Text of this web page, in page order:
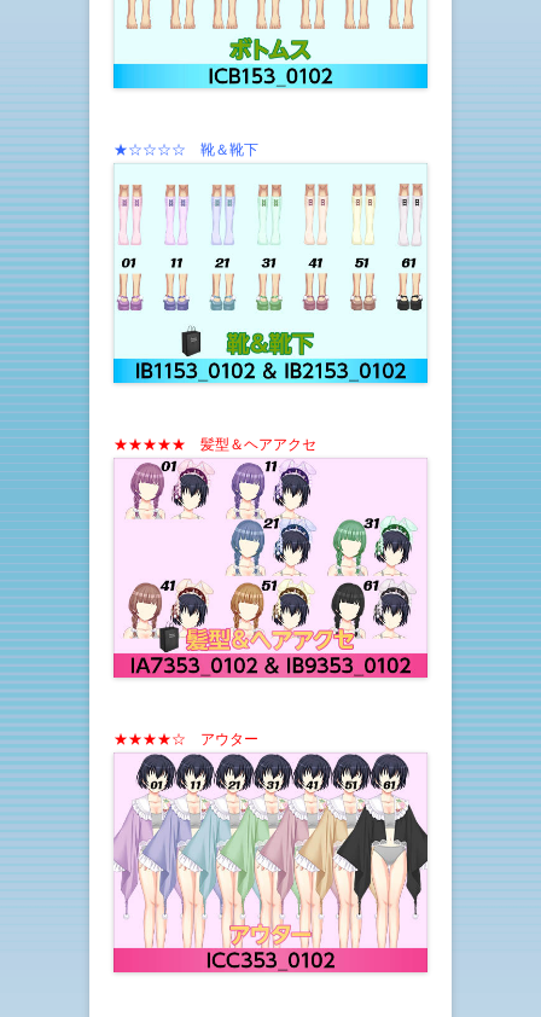
★☆☆☆☆ 靴＆靴下
★★★★★ 髪型＆ヘアアクセ
★★★★☆ アウター